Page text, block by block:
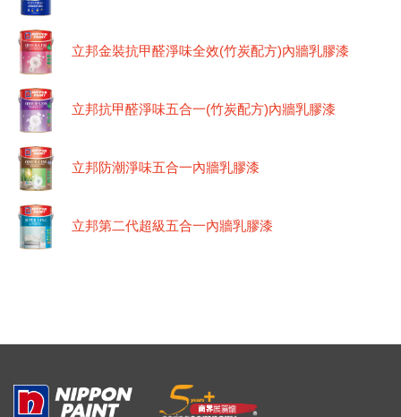
立邦金裝抗甲醛淨味全效(竹炭配方)內牆乳膠漆
立邦抗甲醛淨味五合一(竹炭配方)內牆乳膠漆
立邦防潮淨味五合一內牆乳膠漆
立邦第二代超級五合一內牆乳膠漆